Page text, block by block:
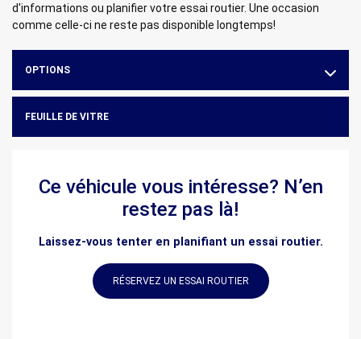
d'informations ou planifier votre essai routier. Une occasion
comme celle-ci ne reste pas disponible longtemps!
OPTIONS
FEUILLE DE VITRE
Ce véhicule vous intéresse? N’en
restez pas là!
Laissez-vous tenter en planifiant un essai routier.
RÉSERVEZ UN ESSAI ROUTIER